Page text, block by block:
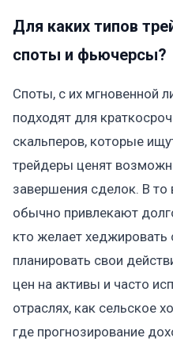
Для каких типов
споты и фьючерсы?
Споты, с их мгновенной
подходят для
скальперов, которые
трейдеры ценят
завершения сделок. В
обычно привлекают
кто желает
планировать свои
цен на активы и часто
отраслях, как сельское
где прогнозирование